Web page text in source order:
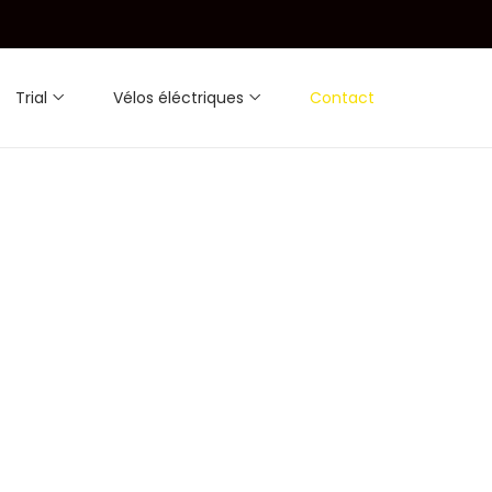
Trial Vélos éléctriques Contact